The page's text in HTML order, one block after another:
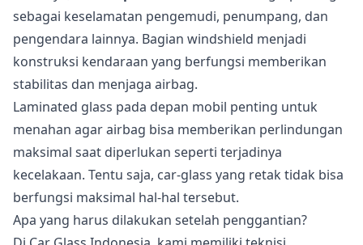
sebagai keselamatan pengemudi, penumpang, dan
pengendara lainnya. Bagian windshield menjadi
konstruksi kendaraan yang berfungsi memberikan
stabilitas dan menjaga airbag.
Laminated glass pada depan mobil penting untuk
menahan agar airbag bisa memberikan perlindungan
maksimal saat diperlukan seperti terjadinya
kecelakaan. Tentu saja, car-glass yang retak tidak bisa
berfungsi maksimal hal-hal tersebut.
Apa yang harus dilakukan setelah penggantian?